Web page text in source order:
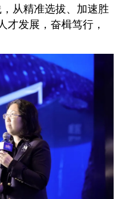
从精准选拔、加速胜
才发展，奋楫笃行，